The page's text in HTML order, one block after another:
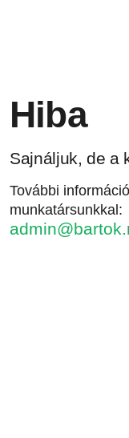
Hiba
Sajnáljuk, de a
További
munkatársunkkal: